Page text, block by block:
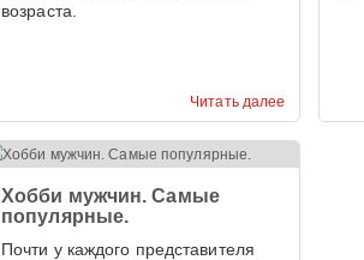
Читать далее
возраста.
Хобби мужчин. Самые
популярные.
Почти у каждого представителя